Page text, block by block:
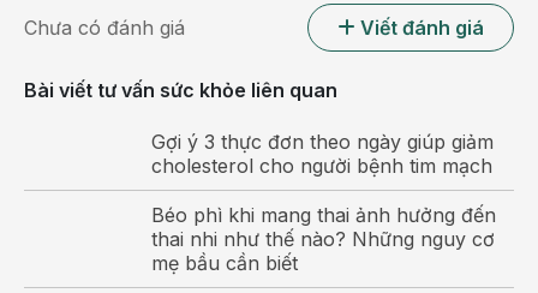
Ung thư tuyến giáp là căn bệnh ung thư phổ biến thứ
Chưa có đánh giá Viết đánh giá
Bài viết tư vấn sức khỏe liên quan
Gợi ý 3 thực đơn theo ngày giúp giảm
cholesterol cho người bệnh tim mạch
Béo phì khi mang thai ảnh hưởng đến
thai nhi như thế nào? Những nguy cơ
mẹ bầu cần biết